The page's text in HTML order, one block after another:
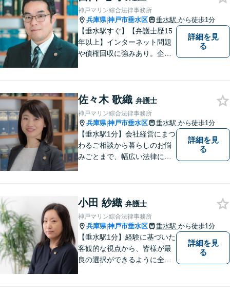
神戸マリン綜合法律事務所
兵庫県|神戸市垂水区 垂水駅 から徒歩1分
【垂水駅すぐ】【弁護士歴15
年以上】インターネット問題
や債権回収に強みあり。企業
しづらくてもご安心くださ
い。【分割払いOK】【休日・
夜間面談・ビデオ面談可】
詳細を見
る
佐々木 歌織 弁護士
神戸マリン綜合法律事務所
兵庫県|神戸市垂水区 垂水駅 から徒歩1分
【垂水駅1分】会社経営にまつ
わるご相談から暮らしのお悩
みごとまで、幅広い法律にま
ますので、悩まれる前に、お
早めにご相談ください。
詳細を見
る
小田 紗織 弁護士
神戸マリン綜合法律事務所
兵庫県|神戸市垂水区 垂水駅 から徒歩1分
【垂水駅1分】経験に基づいた
客観的な視点から、皆様が最
良の選択ができるように全力
詳細を見
る